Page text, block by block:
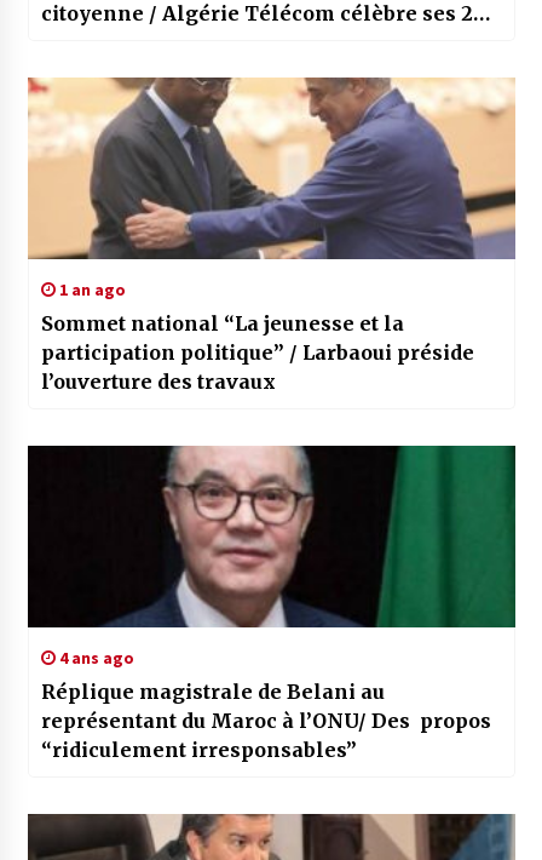
citoyenne / Algérie Télécom célèbre ses 20
1 an ago
Sommet national “La jeunesse et la
participation politique” / Larbaoui préside
l’ouverture des travaux
4 ans ago
Réplique magistrale de Belani au
représentant du Maroc à l’ONU/ Des propos